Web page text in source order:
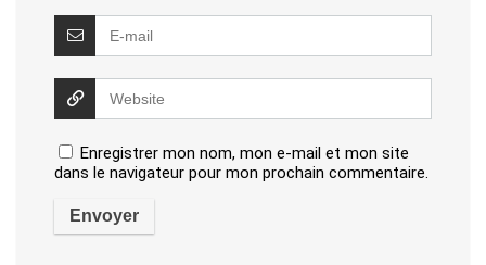
Enregistrer mon nom, mon e-mail et mon site
dans le navigateur pour mon prochain commentaire.